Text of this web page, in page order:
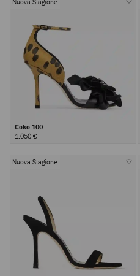
Coko 100
1.050 €
Nuova Stagione